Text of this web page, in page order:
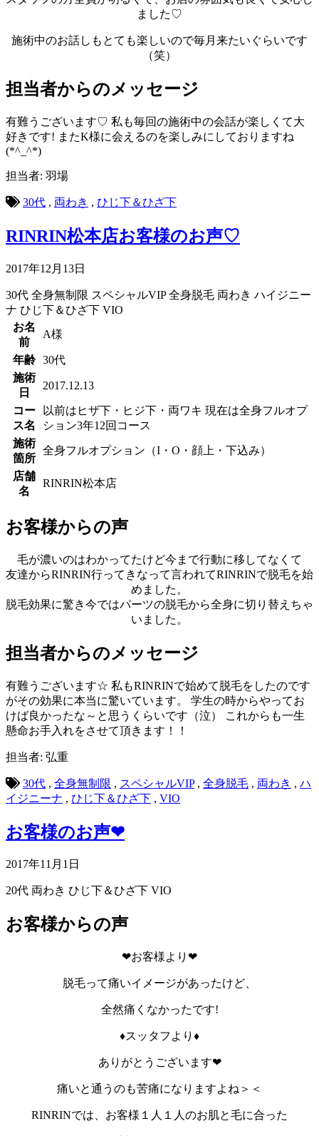
ました♡
施術中のお話しもとても楽しいので毎月来たいぐらいです
（笑）
担当者からのメッセージ
有難うございます♡ 私も毎回の施術中の会話が楽しくて大
好きです! またK様に会えるのを楽しみにしておりますね
(*^_^*)
担当者: 羽場
30代 , 両わき , ひじ下＆ひざ下
RINRIN松本店お客様のお声♡
2017年12月13日
30代 全身無制限 スペシャルVIP 全身脱毛 両わき ハイジニー
ナ ひじ下＆ひざ下 VIO
お名
前
A様
年齢
30代
施術
日
2017.12.13
コー
ス名
以前はヒザ下・ヒジ下・両ワキ 現在は全身フルオプ
ション3年12回コース
施術
箇所
全身フルオプション（I・O・顔上・下込み）
店舗
名
RINRIN松本店
お客様からの声
毛が濃いのはわかってたけど今まで行動に移してなくて
友達からRINRIN行ってきなって言われてRINRINで脱毛を始
めました。
脱毛効果に驚き今ではパーツの脱毛から全身に切り替えちゃ
いました。
担当者からのメッセージ
有難うございます☆ 私もRINRINで始めて脱毛をしたのです
がその効果に本当に驚いています。 学生の時からやってお
けば良かったな～と思うくらいです（泣） これからも一生
懸命お手入れをさせて頂きます！！
担当者: 弘重
30代 , 全身無制限 , スペシャルVIP, 全身脱毛 , 両わき , ハ
イジニーナ , ひじ下＆ひざ下 , VIO
お客様のお声❤
2017年11月1日
20代 両わき ひじ下＆ひざ下 VIO
お客様からの声
❤お客様より❤
脱毛って痛いイメージがあったけど、
全然痛くなかったです!
♦スッタフより♦
ありがとうございます❤
痛いと通うのも苦痛になりますよね＞＜
RINRINでは、お客様１人１人のお肌と毛に合った